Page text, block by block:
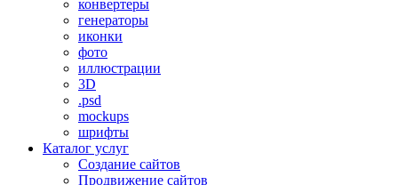
конвертеры
генераторы
иконки
фото
иллюстрации
3D
.psd
mockups
шрифты
Каталог услуг
Создание сайтов
Продвижение сайтов